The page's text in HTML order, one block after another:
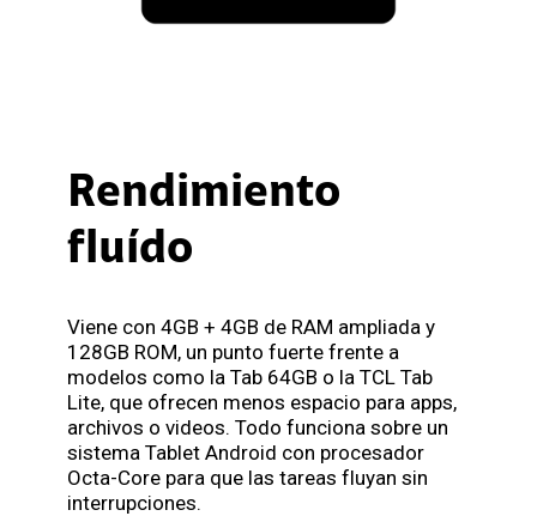
Rendimiento
fluído
Viene con 4GB + 4GB de RAM ampliada y
128GB ROM, un punto fuerte frente a
modelos como la Tab 64GB o la TCL Tab
Lite, que ofrecen menos espacio para apps,
archivos o videos. Todo funciona sobre un
sistema Tablet Android con procesador
Octa-Core para que las tareas fluyan sin
interrupciones.